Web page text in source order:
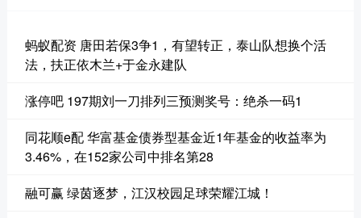
蚂蚁配资 唐田若保3争1，有望转正，泰山队想换个活
法，扶正依木兰+于金永建队
涨停吧 197期刘一刀排列三预测奖号：绝杀一码1
同花顺e配 华富基金债券型基金近1年基金的收益率为
3.46%，在152家公司中排名第28
融可赢 绿茵逐梦，江汉校园足球荣耀江城！